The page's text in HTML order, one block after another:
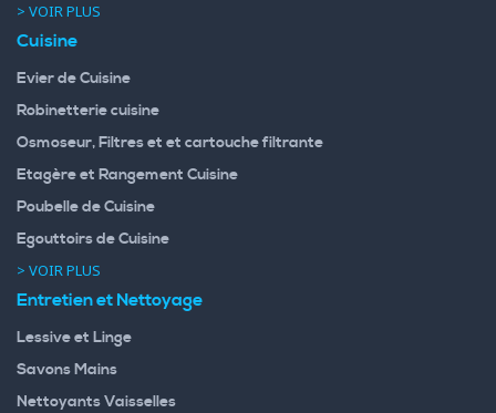
> VOIR PLUS
Cuisine
Evier de Cuisine
Robinetterie cuisine
Osmoseur, Filtres et et cartouche filtrante
Etagère et Rangement Cuisine
Poubelle de Cuisine
Egouttoirs de Cuisine
> VOIR PLUS
Entretien et Nettoyage
Lessive et Linge
Savons Mains
Nettoyants Vaisselles